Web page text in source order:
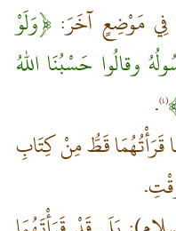
مَوْضِعٍ آخَرَ:﴿وَلَوْ
وقالُوا حَسْبُنَا اللهُ
(٤) .
قَرَأْتُهُمَا قَطُّ مِنْ كِتَابِ